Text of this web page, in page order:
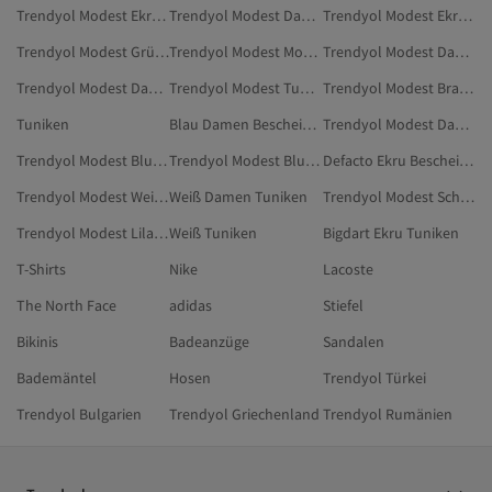
Trendyol Modest Ekru Modest Kleidung
Trendyol Modest Damen Tuniken In Übergröße
Trendyol Modest Ekru Kleidung
Trendyol Modest Grün Tuniken
Trendyol Modest Modest Blusen
Trendyol Modest Damen Blusen
Trendyol Modest Damen Modest Blusen
Trendyol Modest Tuniken In Übergröße
Trendyol Modest Braun Tuniken
Tuniken
Blau Damen Bescheidene Tuniken
Trendyol Modest Damen Bluse & Tunika & Bustier
Trendyol Modest Bluse & Tunika & Bustier
Trendyol Modest Blusen
Defacto Ekru Bescheidene Tuniken
Trendyol Modest Weiß Bluse & Tunika & BustierWeiß Damen Tuniken
Trendyol Modest Schwarz Bluse & Tunika & Bustier
Trendyol Modest Lila Bescheidene TunikenWeiß Tuniken
Bigdart Ekru Tuniken
T-Shirts
Nike
Lacoste
The North Face
adidas
Stiefel
Bikinis
Badeanzüge
Sandalen
Bademäntel
Hosen
Trendyol Türkei
Trendyol Bulgarien
Trendyol Griechenland Trendyol Rumänien